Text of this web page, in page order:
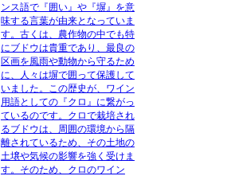
ンス語で『囲い』や『塀』を意
味する言葉が由来となっていま
す。古くは、農作物の中でも特
にブドウは貴重であり、最良の
区画を風雨や動物から守るため
に、人々は塀で囲って保護して
いました。この歴史が、ワイン
用語としての『クロ』に繋がっ
ているのです。クロで栽培され
るブドウは、周囲の環境から隔
離されているため、その土地の
土壌や気候の影響を強く受けま
す。そのため、クロのワイン